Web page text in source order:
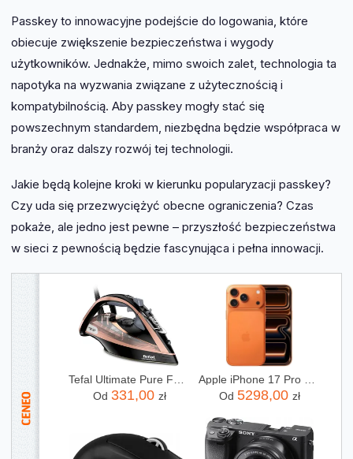
Passkey to innowacyjne podejście do logowania, które
obiecuje zwiększenie bezpieczeństwa i wygody
użytkowników. Jednakże, mimo swoich zalet, technologia ta
napotyka na wyzwania związane z użytecznością i
kompatybilnością. Aby passkey mogły stać się
powszechnym standardem, niezbędna będzie współpraca w
branży oraz dalszy rozwój tej technologii.
Jakie będą kolejne kroki w kierunku popularyzacji passkey?
Czy uda się przezwyciężyć obecne ograniczenia? Czas
pokaże, ale jedno jest pewne – przyszłość bezpieczeństwa
w sieci z pewnością będzie fascynująca i pełna innowacji.
Od 331,00 zł
Od 5298,00 zł